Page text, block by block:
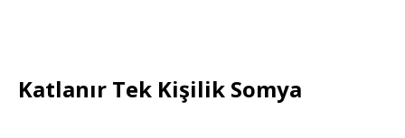
Katlanır Tek Kişilik Somya